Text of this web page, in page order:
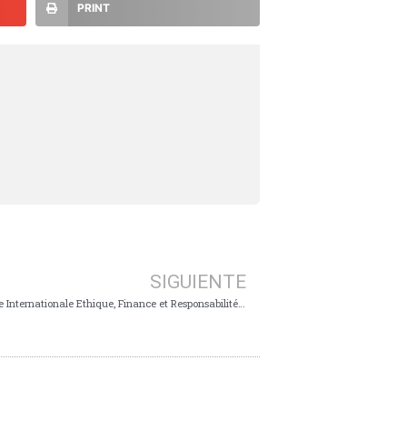
PRINT
SIGUIENTE
Genève, 21 Octobre 2010 – 9ème Rencontre Internationale Ethique, Finance et Responsabilité: “Après l’orage”